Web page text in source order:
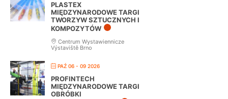
PLASTEX
MIĘDZYNARODOWE TARGI
TWORZYW SZTUCZNYCH I
KOMPOZYTÓW
Centrum Wystawiennicze
Výstaviště Brno
PAŹ 06 - 09 2026
PROFINTECH
MIĘDZYNARODOWE TARGI
OBRÓBKI